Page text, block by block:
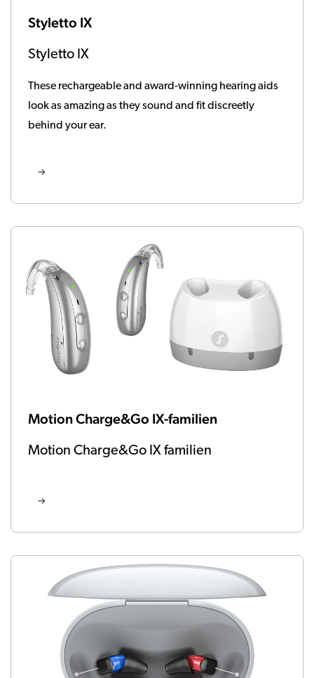
Styletto IX
Styletto IX
These rechargeable and award-winning hearing aids
look as amazing as they sound and fit discreetly
behind your ear.
Motion Charge&Go IX-familien
Motion Charge&Go IX familien